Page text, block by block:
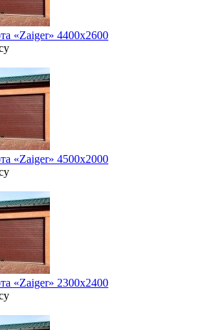
«Zaiger» 4400x2600
«Zaiger» 4500х2000
«Zaiger» 2300х2400